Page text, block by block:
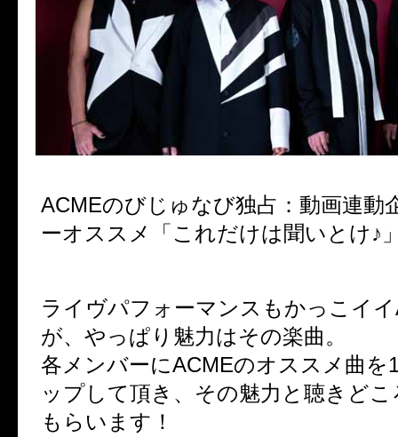
ACMEのびじゅなび独占：動画連動
ーオススメ「これだけは聞いとけ♪
ライヴパフォーマンスもかっこイ
が、やっぱり魅力はその楽曲。
各メンバーにACMEのオススメ曲を
ップして頂き、その魅力と聴きど
もらいます！